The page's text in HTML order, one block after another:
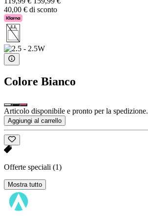
40,00 € di sconto
Colore Bianco
Articolo disponibile e pronto per la spedizione.
Aggiungi al carrello
Offerte speciali (1)
Mostra tutto